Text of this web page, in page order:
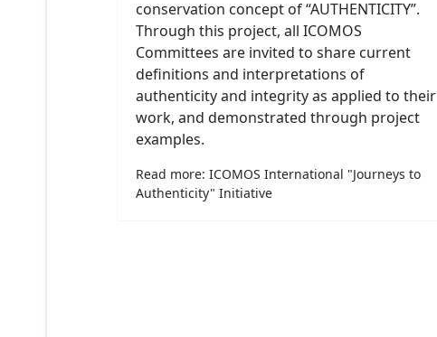
conservation concept of “AUTHENTICITY”.
Through this project, all ICOMOS
Committees are invited to share current
definitions and interpretations of
authenticity and integrity as applied to their
work, and demonstrated through project
examples.
Read more: ICOMOS International "Journeys to
Authenticity" Initiative